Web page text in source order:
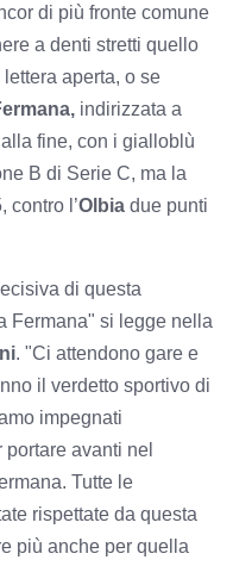
di più fronte comune
a denti stretti quello
aperta, o se
indirizzata a
fine, con i gialloblù
B di Serie C, ma la
contro l’Olbia due punti
di questa
Fermana" si legge nella
. "Ci attendono gare e
il verdetto sportivo di
impegnati
avanti nel
Tutte le
rispettate da questa
più anche per quella